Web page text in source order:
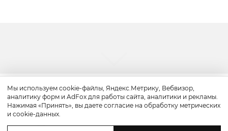
Культура
Мы используем cookie-файлы, Яндекс.Метрику, Вебвизор,
аналитику форм и AdFox для работы сайта, аналитики и рекламы.
Нажимая «Принять», вы даете согласие на обработку метрических
и cookie-данных.